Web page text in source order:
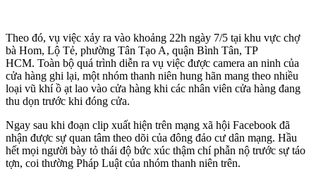
Theo đó, vụ việc xảy ra vào khoảng 22h ngày 7/5 tại khu vực chợ
bà Hom, Lộ Tẻ, phường Tân Tạo A, quận Bình Tân, TP
HCM. Toàn bộ quá trình diễn ra vụ việc được camera an ninh của
cửa hàng ghi lại, một nhóm thanh niên hung hãn mang theo nhiều
loại vũ khí ồ ạt lao vào cửa hàng khi các nhân viên cửa hàng đang
thu dọn trước khi đóng cửa.
Ngay sau khi đoạn clip xuất hiện trên mạng xã hội Facebook đã
nhận được sự quan tâm theo dõi của đông đảo cư dân mạng. Hầu
hết mọi người bày tỏ thái độ bức xúc thậm chí phẫn nộ trước sự táo
tợn, coi thường Pháp Luật của nhóm thanh niên trên.